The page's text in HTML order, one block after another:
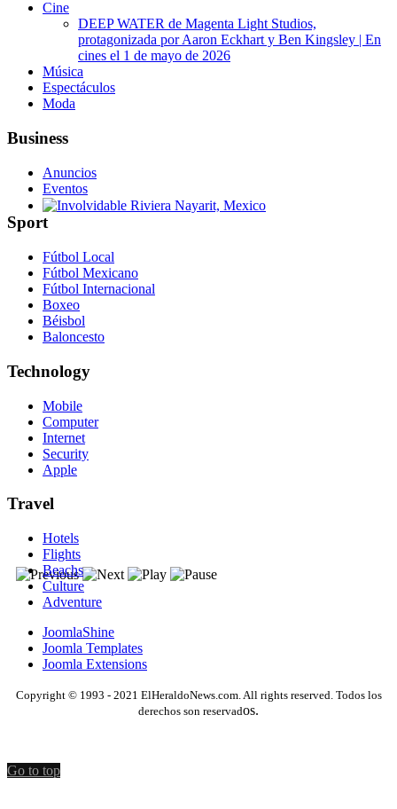
Involvidable Riviera Nayarit, Mexico
Cine
DEEP WATER de Magenta Light Studios,
protagonizada por Aaron Eckhart y Ben Kingsley | En
cines el 1 de mayo de 2026
Música
Espectáculos
Moda
Business
Anuncios
Eventos
Sport
Fútbol Local
Fútbol Mexicano
Fútbol Internacional
Boxeo
Béisbol
Baloncesto
Technology
Mobile
Computer
Internet
Security
Apple
Travel
Hotels
Flights
Beachs
Culture
Adventure
JoomlaShine
Joomla Templates
Joomla Extensions
Copyright © 1993 - 2021 ElHeraldoNews.com. All rights reserved. Todos los
derechos son reservados.
Go to top